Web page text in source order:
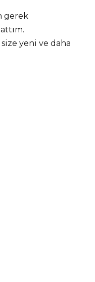
gerek
yeni ve daha